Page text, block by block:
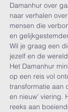
Damanhur over
naar verhalen
mensen die
en
Wil je graag een
jezelf en de
Het Damanhur
op een reis vol
transformatie aan
en nieuw’ viering.
reeks aan